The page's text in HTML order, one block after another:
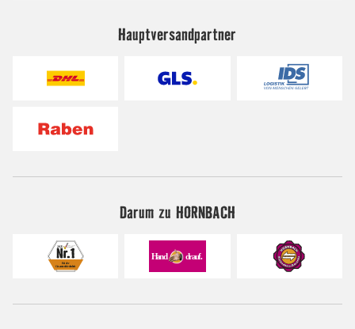
Hauptversandpartner
Darum zu HORNBACH